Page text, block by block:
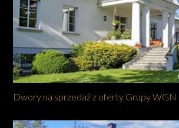
Dwory na sprzedaż z oferty Grupy WGN